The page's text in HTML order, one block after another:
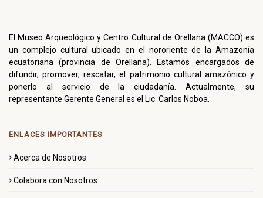
El Museo Arqueológico y Centro Cultural de Orellana (MACCO) es
un complejo cultural ubicado en el nororiente de la Amazonía
ecuatoriana (provincia de Orellana). Estamos encargados de
difundir, promover, rescatar, el patrimonio cultural amazónico y
ponerlo al servicio de la ciudadanía. Actualmente, su
representante Gerente General es el Lic. Carlos Noboa.
ENLACES IMPORTANTES
Acerca de Nosotros
Colabora con Nosotros